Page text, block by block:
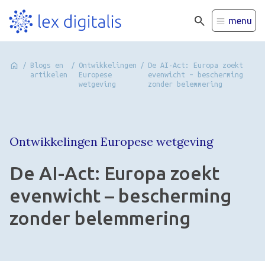
menu
/ Blogs en
artikelen
/ Ontwikkelingen
Europese
wetgeving
/ De AI-Act: Europa zoekt
evenwicht – bescherming
zonder belemmering
Ontwikkelingen Europese wetgeving
De AI-Act: Europa zoekt
evenwicht – bescherming
zonder belemmering